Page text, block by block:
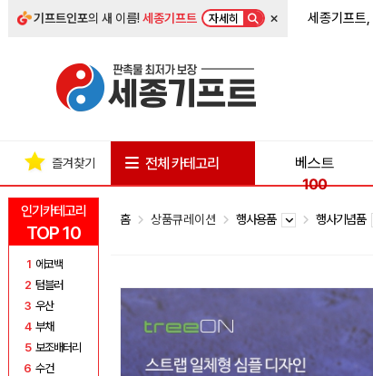
기프트인포의 새 이름!세종기프트 자세히 × 세종기프트,
인기카테고리
TOP 10
1 에코백
2 텀블러
3 우산
4 부채
5 보조배터리
6 수건
즐겨찾기 전체 카테고리
베스트
100
홈 상품큐레이션 행사용품 행사기념품